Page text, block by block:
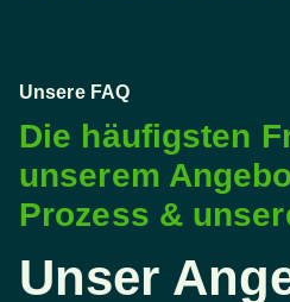
Unsere FAQ
Die häufigsten
unserem
Prozess &
Unser